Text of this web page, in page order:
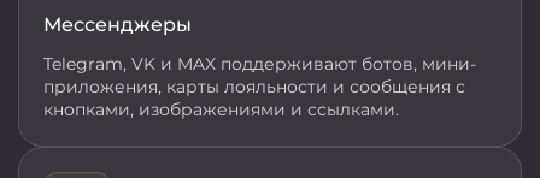
Мессенджеры
Telegram, VK и MAX поддерживают ботов, мини-
приложения, карты лояльности и сообщения с
кнопками, изображениями и ссылками.